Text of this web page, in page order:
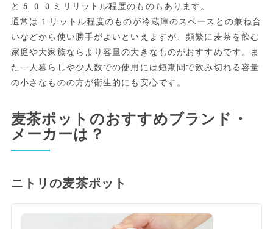
と500ミリリットル程度のものもあります。
通常は1リットル程度のものが冷蔵庫のスペースとの兼ね合
いなどから使い勝手がよいといえますが、頻繁に麦茶を飲む
家庭や大家族ならより容量の大きなものがおすすめです。ま
た一人暮らしや少人数での使用には短期間で飲み切れる容量
の小さなものの方が衛生的にも安心です。
麦茶ポットのおすすめブランド・
メーカーは？
ニトリの麦茶ポット